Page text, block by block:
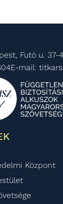
Futó u. 37-
E-mail:
Központ